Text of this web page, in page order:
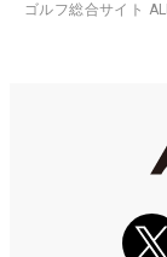
ゴルフ総合サイト